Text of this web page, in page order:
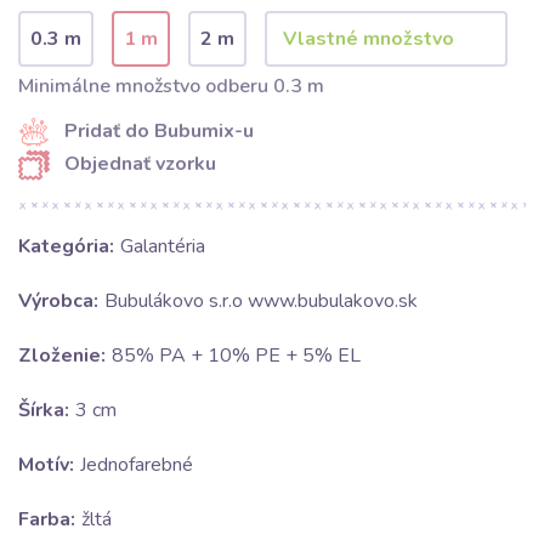
0.3 m 1 m
2 m
Minimálne množstvo odberu 0.3 m
Pridať do Bubumix-u
Objednať vzorku
Kategória: Galantéria
Výrobca: Bubulákovo s.r.o www.bubulakovo.sk
Zloženie: 85% PA + 10% PE + 5% EL
Šírka: 3 cm
Motív: Jednofarebné
Farba: žltá